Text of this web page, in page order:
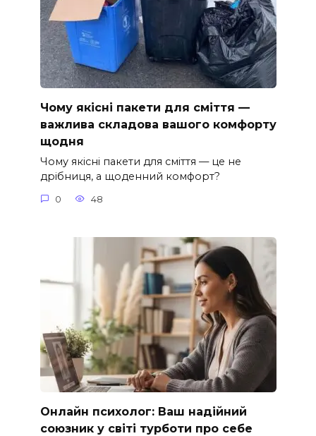
Чому якісні пакети для сміття —
важлива складова вашого комфорту
щодня
Чому якісні пакети для сміття — це не
дрібниця, а щоденний комфорт?
0 48
Онлайн психолог: Ваш надійний
союзник у світі турботи про себе